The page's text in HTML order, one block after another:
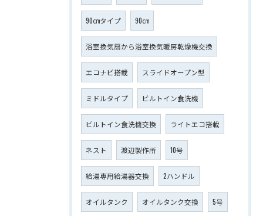
90㎝タイプ 90㎝
浴室換気扇から浴室換気暖房乾燥機交換
エコナビ搭載 スライドオープン型
ミドルタイプ ビルトイン食洗機
ビルトイン食洗機交換 ライトエコ搭載
ネスト 渡辺製作所 10号
給湯専用給湯器交換 2ハンドル
オイルタンク オイルタンク交換 5号